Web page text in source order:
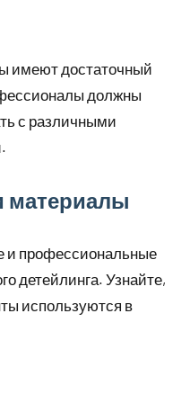
имеют достаточный
должны
с различными
материалы
и профессиональные
детейлинга. Узнайте,
используются в